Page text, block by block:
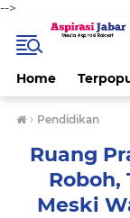
-->
Home
› Pendidikan
Ruang
Meski